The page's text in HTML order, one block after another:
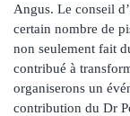
Angus. Le conseil
certain nombre de
non seulement fait
contribué à
organiserons un
contribution du Dr